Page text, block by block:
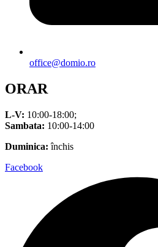
office@domio.ro
ORAR
L-V: 10:00-18:00;
Sambata: 10:00-14:00
Duminica: închis
Facebook